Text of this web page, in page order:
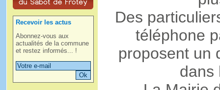
Recevoir les actus
Abonnez-vous aux
actualités de la commune
et restez informés... !
Des
téléphone
proposent un
dans